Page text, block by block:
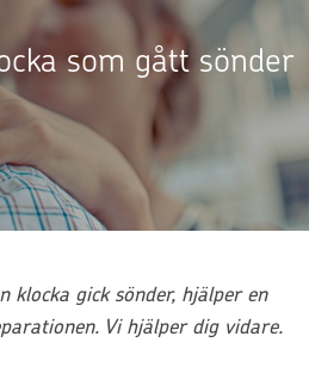
som gått sönder
klocka gick sönder, hjälper en
Vi hjälper dig vidare.